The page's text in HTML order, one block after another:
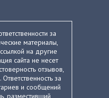
за
материалы,
на другие
сайта не несет
отзывов,
за
и сообщений
разместивший